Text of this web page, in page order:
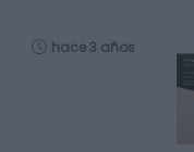
hace 3 años